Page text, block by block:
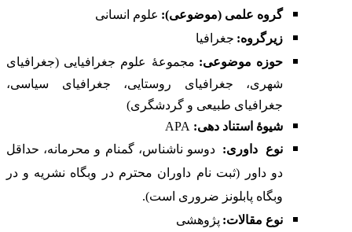
گروه علمی (موضوعی): علوم انسانی
زیرگروه: جغرافیا
حوزه موضوعی: مجموعۀ علوم جغرافیایی (جغرافیای
شهری، جغرافیای روستایی، جغرافیای سیاسی،
جغرافیای طبیعی و گردشگری)
شیوۀ استناد دهی: APA
نوع
داوری: دوسو ناشناس، گمنام و محرمانه، حداقل
دو داور (ثبت نام داوران محترم در
وبگاه نشریه و در
وبگاه پابلونز ضروری است).
نوع مقالات: پژوهشی